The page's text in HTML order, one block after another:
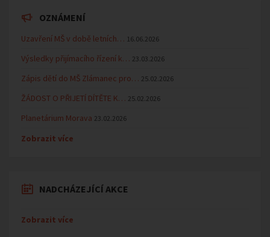
OZNÁMENÍ
Uzavření MŠ v době letních… 16.06.2026
Výsledky přijímacího řízení k… 23.03.2026
Zápis dětí do MŠ Zlámanec pro… 25.02.2026
ŽÁDOST O PŘIJETÍ DÍTĚTE K… 25.02.2026
Planetárium Morava 23.02.2026
Zobrazit více
NADCHÁZEJÍCÍ AKCE
Zobrazit více